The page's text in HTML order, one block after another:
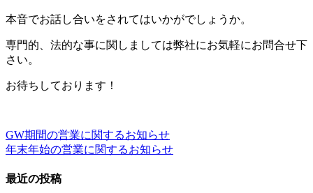
本音でお話し合いをされてはいかがでしょうか。
専門的、法的な事に関しましては弊社にお気軽にお問合せ下
さい。
お待ちしております！
投
稿
ナ
GW期間の営業に関するお知らせ
年末年始の営業に関するお知らせ
最近の投稿